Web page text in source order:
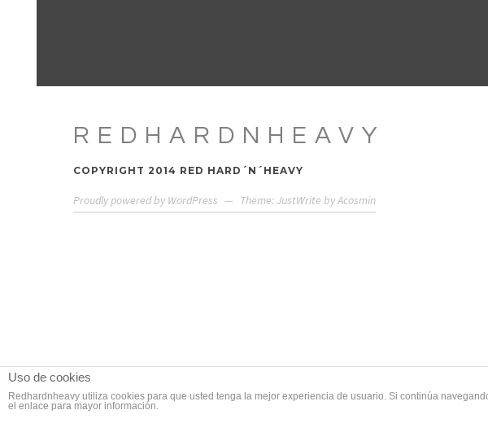
REDHARDNHEAVY
COPYRIGHT 2014 RED HARD´N´HEAVY
Proudly powered by WordPress — Theme: JustWrite byAcosmin
Uso de cookies
Redhardnheavy utiliza cookies para que usted tenga la mejor experiencia de usuario. Si continúa
el enlace para mayor información.